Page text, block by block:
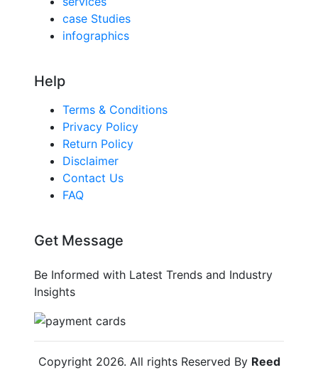
case Studies
infographics
Help
Terms & Conditions
Privacy Policy
Return Policy
Disclaimer
Contact Us
FAQ
Get Message
Be Informed with Latest Trends and Industry
Insights
Copyright 2026. All rights Reserved By Reed